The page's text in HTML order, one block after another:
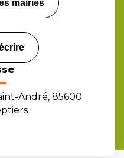
mairies
André, 85600